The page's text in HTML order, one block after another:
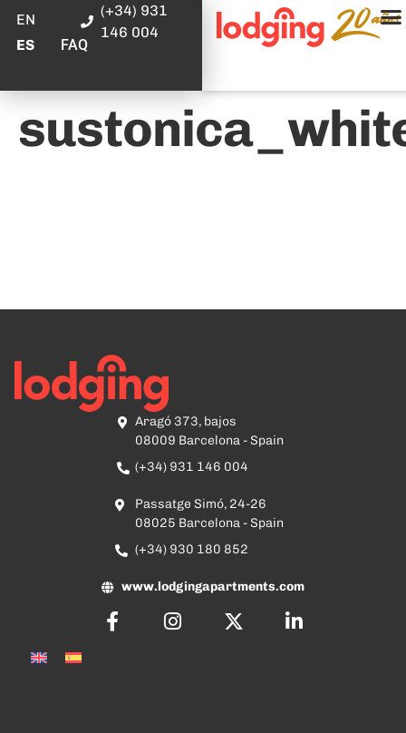
EN
ES
FAQ
(+34) 931
146 004
Aragó 373, bajos
08009 Barcelona - Spain
(+34) 931 146 004
Passatge Simó, 24-26
08025 Barcelona - Spain
(+34) 930 180 852
www.lodgingapartments.com